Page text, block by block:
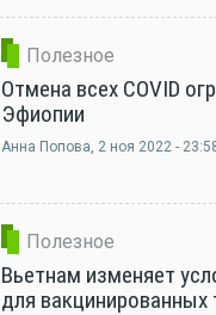
Полезное
Отмена всех COVID
Эфиопии
Анна Попова, 2 ноя 2022 -
Полезное
Вьетнам изменяет
для вакцинированных